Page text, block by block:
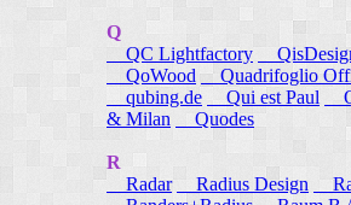
Q
QC Lightfactory
QoWood Quadrifoglio
qubing.de
Qui est Paul
& Milan
Quodes
R
Radar
Radius Design